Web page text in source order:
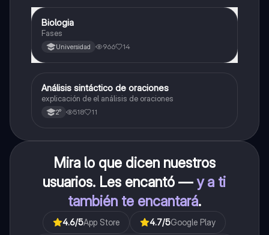
Biología
Biologia
Fases
Universidad 966 14
Lengua
Análisis sintáctico de oraciones
explicación de el análisis de oraciones
2° 518 11
Mira lo que dicen nuestros
usuarios. Les encantó —y a ti
también te encantará.
4.6/5App Store 4.7/5Google Play